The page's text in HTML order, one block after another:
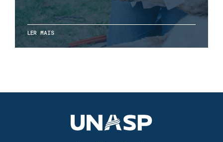
LER MAIS